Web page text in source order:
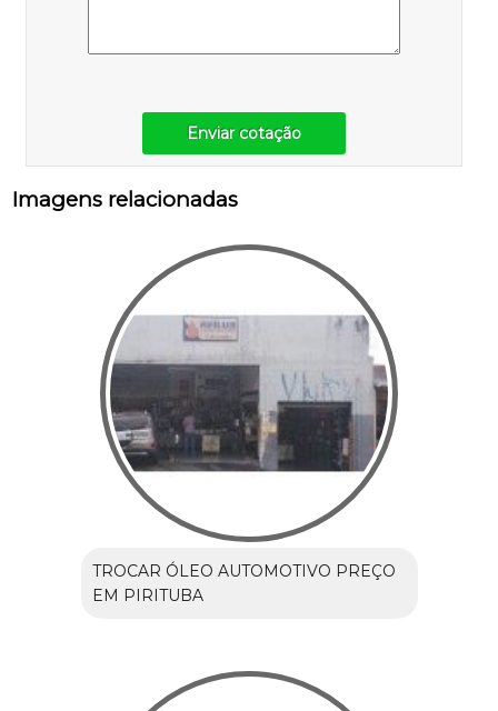
Enviar cotação
Imagens relacionadas
TROCAR ÓLEO AUTOMOTIVO PREÇO
EM PIRITUBA